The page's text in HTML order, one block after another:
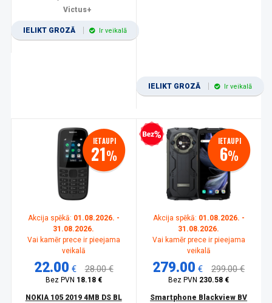
Victus+
IELIKT GROZĀ Ir veikalā
IELIKT GROZĀ Ir veikalā
IETAUPI
21%
Akcija spēkā: 01.08.2026. -
31.08.2026.
Vai kamēr prece ir pieejama
veikalā
22.00 € 28.00 €
Bez PVN 18.18 €
NOKIA 105 2019 4MB DS BL
Bezprocentu kredīts IETAUPI
6%
Akcija spēkā: 01.08.2026. -
31.08.2026.
Vai kamēr prece ir pieejama
veikalā
279.00 € 299.00 €
Bez PVN 230.58 €
Smartphone Blackview BV